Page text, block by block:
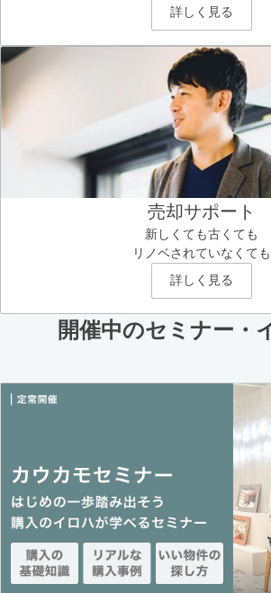
詳しく見る
売却サポート
新しくても古くても
リノベされていなくても
詳しく見る
開催中のセミナー・